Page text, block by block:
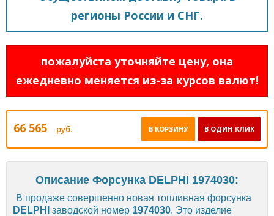
регионы России и СНГ.
пожалуйста уточняйте цену, она
ежедневно меняется из-за курсов валют!
66 565 руб. В ОДИН КЛИК
В КОРЗИНУ
Описание Форсунка DELPHI 1974030:
В продаже совершенно новая топливная форсунка
DELPHI
заводской номер 1974030. Это изделие